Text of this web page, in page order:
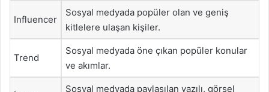
Influencer
Sosyal medyada popüler olan ve geniş
kitlelere ulaşan kişiler.
Trend
Sosyal medyada öne çıkan popüler konular
ve akımlar.
Sosyal medyada paylaşılan yazılı, görsel